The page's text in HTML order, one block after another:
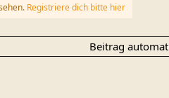
Registriere dich bitte hier
Beitrag